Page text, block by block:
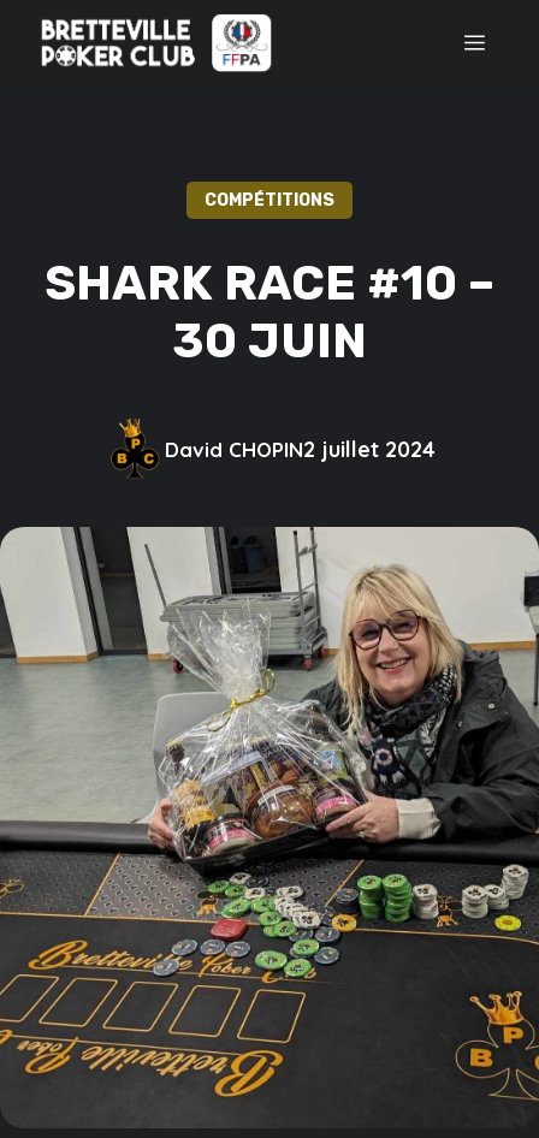
Aller
COMPÉTITIONS
SHARK RACE #10 –
30 JUIN
David CHOPIN2 juillet 2024